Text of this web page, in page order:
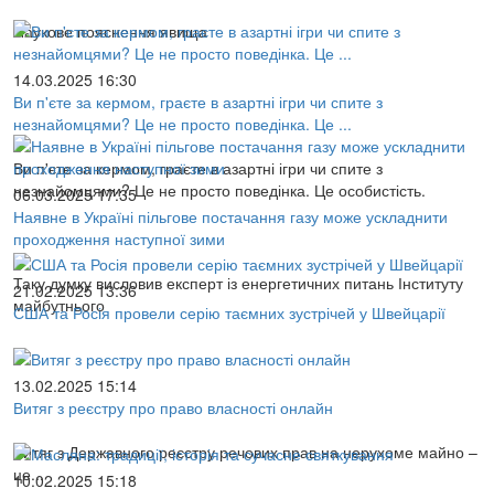
Наукове пояснення явища
14.03.2025 16:30
Ви п'єте за кермом, граєте в азартні ігри чи спите з
незнайомцями? Це не просто поведінка. Це ...
Ви п'єте за кермом, граєте в азартні ігри чи спите з
незнайомцями? Це не просто поведінка. Це особистість.
06.03.2025 17:35
Наявне в Україні пільгове постачання газу може ускладнити
проходження наступної зими
Таку думку висловив експерт із енергетичних питань Інституту
майбутнього
21.02.2025 13:36
США та Росія провели серію таємних зустрічей у Швейцарії
13.02.2025 15:14
Витяг з реєстру про право власності онлайн
Витяг з Державного реєстру речових прав на нерухоме майно –
це...
10.02.2025 15:18